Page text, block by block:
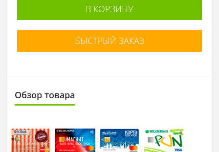
В КОРЗИНУ
БЫСТРЫЙ ЗАКАЗ
Обзор товара